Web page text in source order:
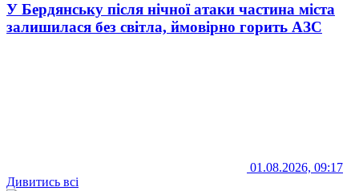
У Бердянську після нічної атаки частина міста
залишилася без світла, ймовірно горить АЗС
01.08.2026, 09:17
Дивитись всі